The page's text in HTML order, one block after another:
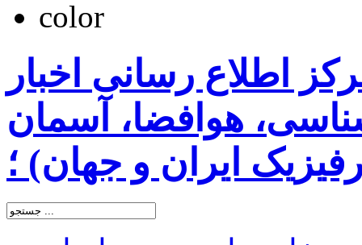
اطلاع رسانی اخبار
هوافضا، آسمان
ایران و جهان) ؛